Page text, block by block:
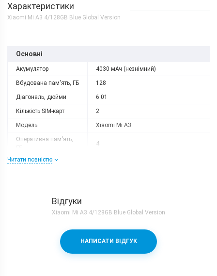
Характеристики
Xiaomi Mi A3 4/128GB Blue Global Version
Основні
Акумулятор 4030 мАч (незнімний)
Вбудована пам'ять, ГБ 128
Діагональ, дюйми 6.01
Кількість SIM-карт 2
Модель Xiaomi Mi A3
Оперативна пам'ять,
4
Роздільна здатність
Qualcomm Snapdragon 665 + Adreno
610
Читати повністю
Відгуки
Xiaomi Mi A3 4/128GB Blue Global Version
НАПИСАТИ ВІДГУК